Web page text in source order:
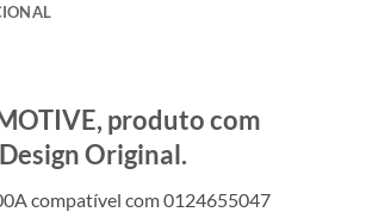
produto com
Original.
compatível com 0124655047